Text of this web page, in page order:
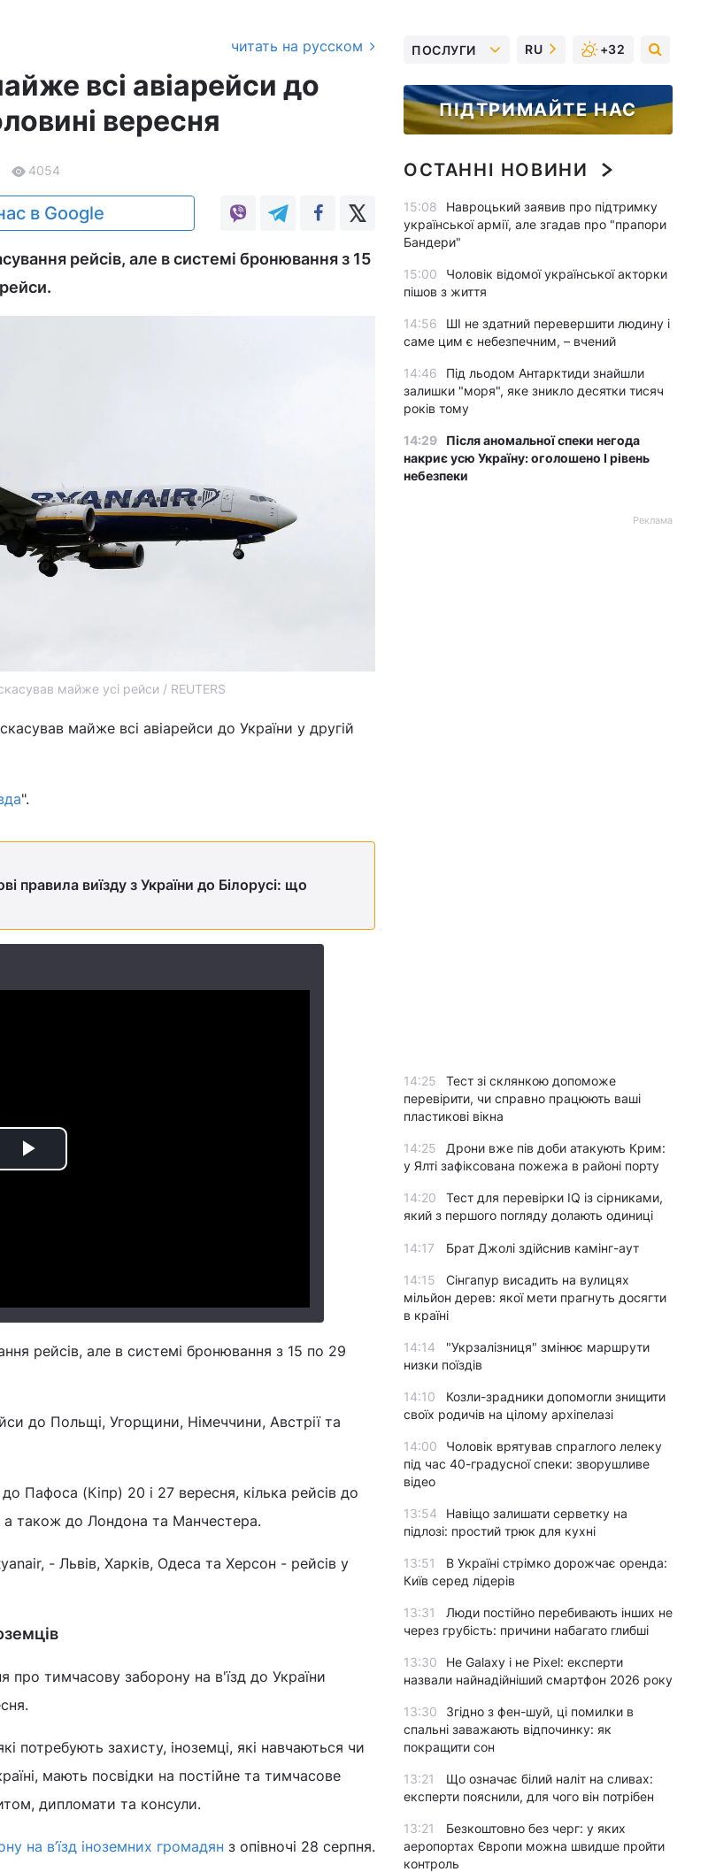
читать на русском
всі авіарейси до
вересня
4054
в Google
рейсів, але в системі бронювання з 15
майже усі рейси / REUTERS
майже всі авіарейси до України у другій
".
правила виїзду з України до Білорусі: що
Play
рейсів, але в системі бронювання з 15 по 29
до Польщі, Угорщини, Німеччини, Австрії та
Пафоса (Кіпр) 20 і 27 вересня, кілька рейсів до
а також до Лондона та Манчестера.
- Львів, Харків, Одеса та Херсон - рейсів у
про тимчасову заборону на в'їзд до України
потребують захисту, іноземці, які навчаються чи
мають посвідки на постійне та тимчасове
дипломати та консули.
на в’їзд іноземних громадян з опівночі 28 серпня.
ПОСЛУГИ RU +32
ПІДТРИМАЙТЕ НАС
ОСТАННІ НОВИНИ
15:08
Навроцький заявив про підтримку
української армії, але згадав про "прапори
Бандери"
15:00
Чоловік відомої української акторки
пішов з життя
14:56
ШІ не здатний перевершити людину і
саме цим є небезпечним, – вчений
14:46
Під льодом Антарктиди знайшли
залишки "моря", яке зникло десятки тисяч
років тому
14:29
Після аномальної спеки негода
накриє усю Україну: оголошено І рівень
небезпеки
Реклама
14:25
Тест зі склянкою допоможе
перевірити, чи справно працюють ваші
пластикові вікна
14:25
Дрони вже пів доби атакують Крим:
у Ялті зафіксована пожежа в районі порту
14:20
Тест для перевірки IQ із сірниками,
який з першого погляду долають одиниці
14:17 Брат Джолі здійснив камінг-аут
14:15
Сінгапур висадить на вулицях
мільйон дерев: якої мети прагнуть досягти
в країні
14:14
"Укрзалізниця" змінює маршрути
низки поїздів
14:10
Козли-зрадники допомогли знищити
своїх родичів на цілому архіпелазі
14:00
Чоловік врятував спраглого лелеку
під час 40-градусної спеки: зворушливе
відео
13:54
Навіщо залишати серветку на
підлозі: простий трюк для кухні
13:51
В Україні стрімко дорожчає оренда:
Київ серед лідерів
13:31
Люди постійно перебивають інших не
через грубість: причини набагато глибші
13:30
Не Galaxy і не Pixel: експерти
назвали найнадійніший смартфон 2026 року
13:30
Згідно з фен-шуй, ці помилки в
спальні заважають відпочинку: як
покращити сон
13:21
Що означає білий наліт на сливах:
експерти пояснили, для чого він потрібен
13:21
Безкоштовно без черг: у яких
аеропортах Європи можна швидше пройти
контроль